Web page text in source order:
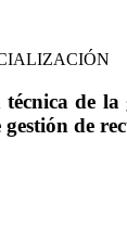
de la
de